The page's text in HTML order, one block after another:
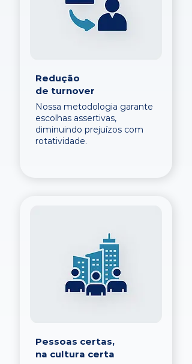
Redução
de turnover
Nossa metodologia garante
escolhas assertivas,
diminuindo prejuízos com
rotatividade.
Pessoas certas,
na cultura certa